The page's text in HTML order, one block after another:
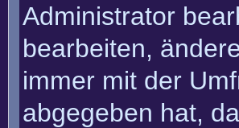
Administrator
bearbeiten,
immer mit der
abgegeben hat,